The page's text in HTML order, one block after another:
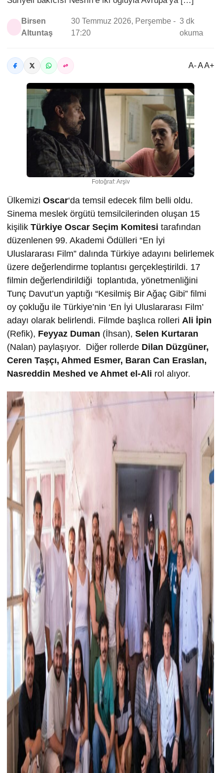
Birsen
Altuntaş
30 Temmuz 2026, Perşembe -
17:20
3 dk
okuma
A- A A+
Fotoğraf: Arşiv
Ülkemizi Oscar‘da temsil edecek film belli oldu.
Sinema meslek örgütü temsilcilerinden oluşan 15
kişilik Türkiye Oscar Seçim Komitesi tarafından
düzenlenen 99. Akademi Ödülleri “En İyi
Uluslararası Film” dalında Türkiye adayını belirlemek
üzere değerlendirme toplantısı gerçekleştirildi. 17
filmin değerlendirildiği toplantıda, yönetmenliğini
Tunç Davut’un yaptığı “Kesilmiş Bir Ağaç Gibi” filmi
oy çokluğu ile Türkiye’nin ‘En İyi Uluslararası Film’
adayı olarak belirlendi. Filmde başlıca rolleri Ali İpin
(Refik), Feyyaz Duman (İhsan), Selen Kurtaran
(Nalan) paylaşıyor. Diğer rollerde Dilan Düzgüner,
Ceren Taşçı, Ahmed Esmer, Baran Can Eraslan,
Nasreddin Meshed ve Ahmet el-Ali rol alıyor.